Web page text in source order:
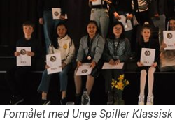
Formålet med Unge Spiller